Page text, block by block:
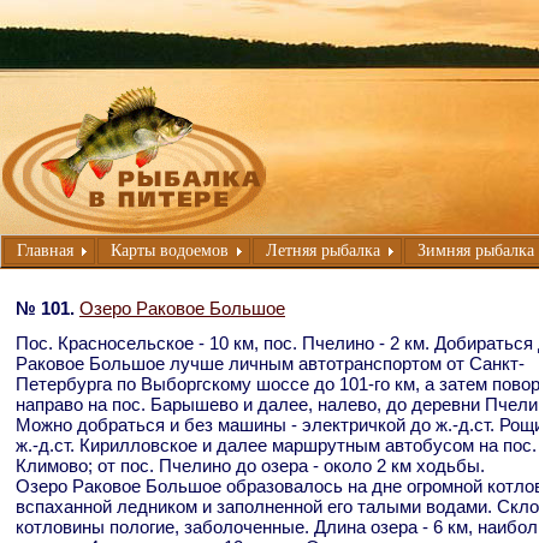
Главная Карты водоемов Летняя рыбалка Зимняя рыбалка
№ 101. Озеро Раковое Большое
Пос. Красносельское - 10 км, пос. Пчелино - 2 км. Добираться
Раковое Большое лучше личным автотранспортом от Санкт-
Петербурга по Выборгскому шоссе до 101-го км, а затем
направо на пос. Барышево и далее, налево, до деревни
Можно добраться и без машины - электричкой до ж.-д.ст.
ж.-д.ст. Кирилловское и далее маршрутным автобусом на пос.
Климово; от пос. Пчелино до озера - около 2 км ходьбы.
Озеро Раковое Большое образовалось на дне огромной
вспаханной ледником и заполненной его талыми водами.
котловины пологие, заболоченные. Длина озера - 6 км,